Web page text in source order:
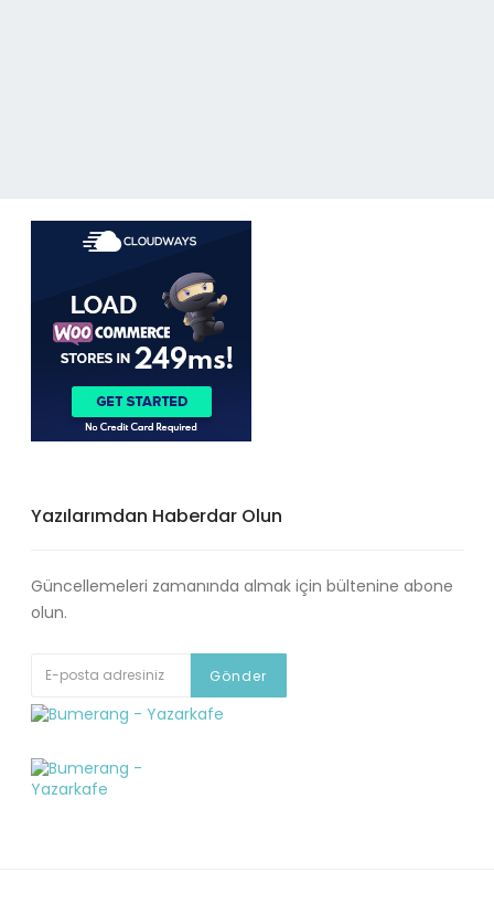
Yazılarımdan Haberdar Olun
Güncellemeleri zamanında almak için bültenine abone
olun.